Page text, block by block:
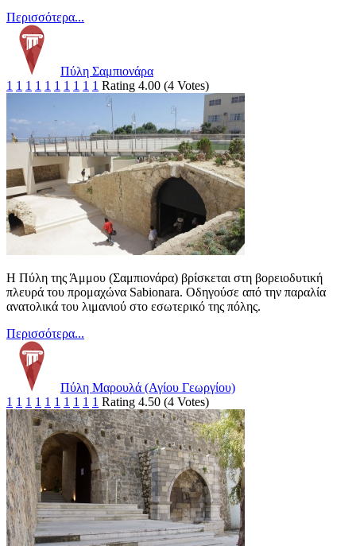
Περισσότερα...
Πύλη Σαμπιονάρα
1 1 1 1 1 1 1 1 1 1 Rating 4.00 (4 Votes)
Η Πύλη της Άμμου (Σαμπιονάρα) βρίσκεται στη βορειοδυτική
πλευρά του προμαχώνα Sabionara. Οδηγούσε από την παραλία
ανατολικά του λιμανιού στο εσωτερικό της πόλης.
Περισσότερα...
Πύλη Μαρουλά (Αγίου Γεωργίου)
1 1 1 1 1 1 1 1 1 1 Rating 4.50 (4 Votes)